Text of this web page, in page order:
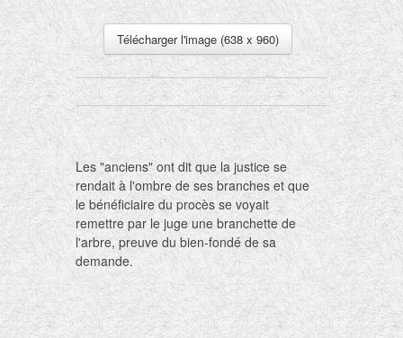
Télécharger l'image (638 x 960)
Les "anciens" ont dit que la justice se
rendait à l'ombre de ses branches et que
le bénéficiaire du procès se voyait
remettre par le juge une branchette de
l'arbre, preuve du bien-fondé de sa
demande.